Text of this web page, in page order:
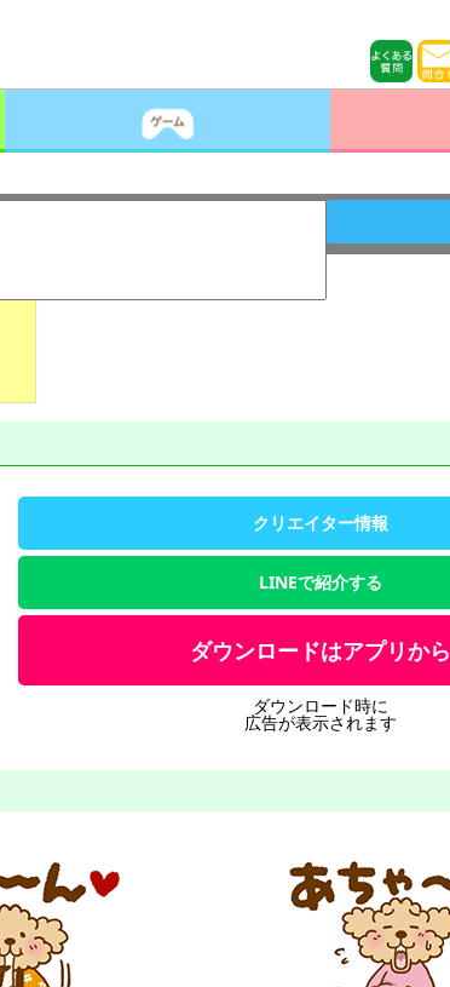
クリエイター情報
LINEで紹介する
ダウンロードはアプリから
ダウンロード時に
広告が表示されます